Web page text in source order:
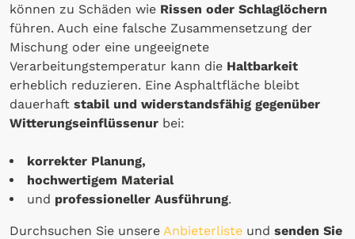
können zu Schäden wie Rissen oder Schlaglöchern
führen. Auch eine falsche Zusammensetzung der
Mischung oder eine ungeeignete
Verarbeitungstemperatur kann die Haltbarkeit
erheblich reduzieren. Eine Asphaltfläche bleibt
dauerhaft stabil und widerstandsfähig gegenüber
Witterungseinflüssenur bei:
korrekter Planung,
hochwertigem Material
und professioneller Ausführung.
Durchsuchen Sie unsere Anbieterliste und senden Sie